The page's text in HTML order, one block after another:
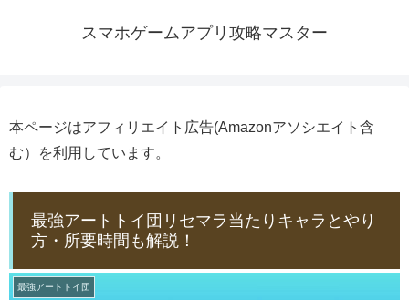
スマホゲームアプリ攻略マスター
本ページはアフィリエイト広告(Amazonアソシエイト含
む）を利用しています。
最強アートトイ団リセマラ当たりキャラとやり
方・所要時間も解説！
最強アートトイ団